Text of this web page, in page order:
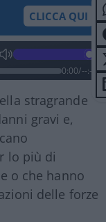
CLICCA QUI
0:00/--:--
stragrande
gravi e,
lo più di
o che hanno
delle forze